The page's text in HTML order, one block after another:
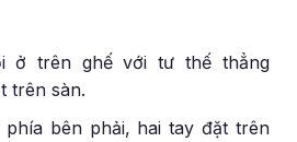
ở trên ghế với tư thế thẳng
trên sàn.
phía bên phải, hai tay đặt trên